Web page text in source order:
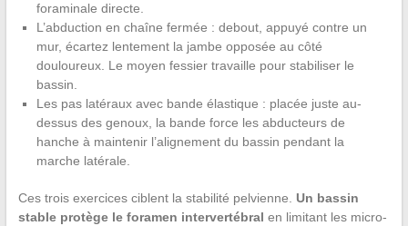
foraminale directe.
L’abduction en chaîne fermée : debout, appuyé contre un
mur, écartez lentement la jambe opposée au côté
douloureux. Le moyen fessier travaille pour stabiliser le
bassin.
Les pas latéraux avec bande élastique : placée juste au-
dessus des genoux, la bande force les abducteurs de
hanche à maintenir l’alignement du bassin pendant la
marche latérale.
Ces trois exercices ciblent la stabilité pelvienne. Un bassin
stable protège le foramen intervertébral en limitant les micro-